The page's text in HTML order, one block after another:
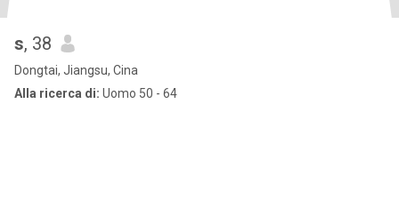
s, 38
Dongtai, Jiangsu, Cina
Alla ricerca di: Uomo 50 - 64